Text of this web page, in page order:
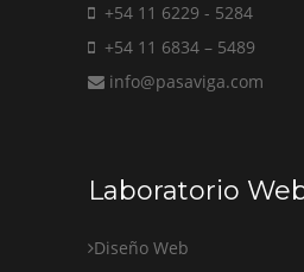
+54 11 6229 - 5284
+54 11 6834 – 5489
info@pasaviga.com
Laboratorio
Diseño Web